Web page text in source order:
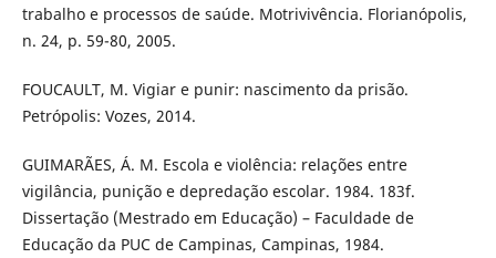
trabalho e processos de saúde. Motrivivência. Florianópolis,
n. 24, p. 59-80, 2005.
FOUCAULT, M. Vigiar e punir: nascimento da prisão.
Petrópolis: Vozes, 2014.
GUIMARÃES, Á. M. Escola e violência: relações entre
vigilância, punição e depredação escolar. 1984. 183f.
Dissertação (Mestrado em Educação) – Faculdade de
Educação da PUC de Campinas, Campinas, 1984.